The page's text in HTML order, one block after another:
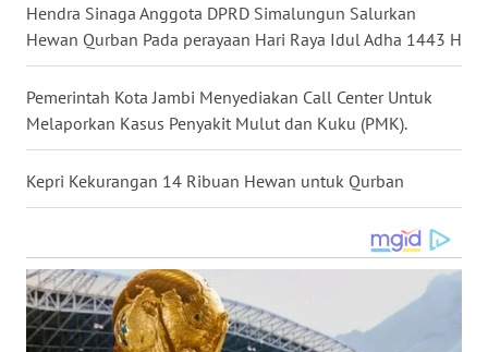
Hendra Sinaga Anggota DPRD Simalungun Salurkan
Hewan Qurban Pada perayaan Hari Raya Idul Adha 1443 H
Pemerintah Kota Jambi Menyediakan Call Center Untuk
Melaporkan Kasus Penyakit Mulut dan Kuku (PMK).
Kepri Kekurangan 14 Ribuan Hewan untuk Qurban
WN
NUSANTARA
WN
JOGJA
WN
WN
BALI
WN